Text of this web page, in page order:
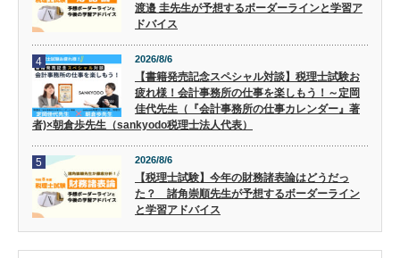
渡邉 圭先生が予想するボーダーラインと学習ア
ドバイス
4 2026/8/6
【書籍発売記念スペシャル対談】税理士試験お
疲れ様！会計事務所の仕事を楽しもう！～定岡
佳代先生（『会計事務所の仕事カレンダー』著
者)×朝倉歩先生（sankyodo税理士法人代表）
5 2026/8/6
【税理士試験】今年の財務諸表論はどうだっ
た？ 諸角崇順先生が予想するボーダーライン
と学習アドバイス